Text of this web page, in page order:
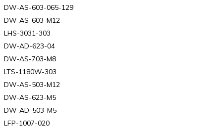
DW-AS-603-065-129
DW-AS-603-M12
LHS-3031-303
DW-AD-623-04
DW-AS-703-M8
LTS-1180W-303
DW-AS-503-M12
DW-AS-623-M5
DW-AD-503-M5
LFP-1007-020